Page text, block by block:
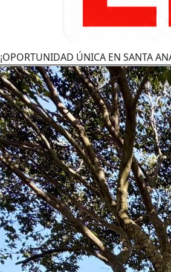
¡OPORTUNIDAD ÚNICA EN SANTA